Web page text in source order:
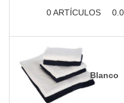
0ARTÍCULOS
Blanco